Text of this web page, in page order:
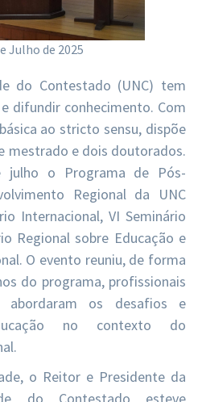
Julho de 2025
do Contestado (UNC) tem
difundir conhecimento. Com
ao stricto sensu, dispõe
mestrado e dois doutorados.
o Programa de Pós-
Regional da UNC
Internacional, VI Seminário
Regional sobre Educação e
O evento reuniu, de forma
do programa, profissionais
abordaram os desafios e
no contexto do
o Reitor e Presidente da